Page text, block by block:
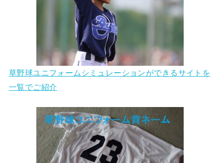
草野球ユニフォームシミュレーションができるサイトを
一覧でご紹介